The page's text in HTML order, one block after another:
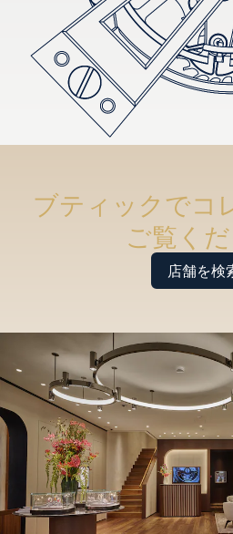
ブティックでコ
ご覧く
店舗を検